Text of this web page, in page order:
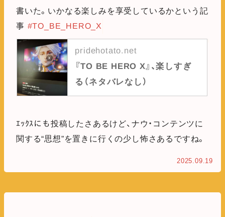
書いた。いかなる楽しみを享受しているかという記
事 #TO_BE_HERO_X
『TO BE HERO X』、楽しすぎ
る（ネタバレなし）
pridehotato.net
ｴｯｸｽにも投稿したさあるけど、ナウ・コンテンツに
関する“思想”を置きに行くの少し怖さあるですね。
2025.09.19